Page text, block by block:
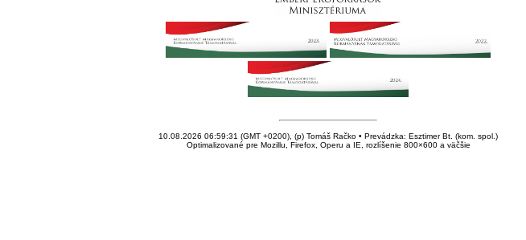
10.08.2026 06:59:31 (GMT +0200), (p) Tomáš Račko • Prevádzka: Esztimer Bt. (kom. spol.)
Optimalizované pre Mozillu, Firefox, Operu a IE, rozlíšenie 800×600 a väčšie